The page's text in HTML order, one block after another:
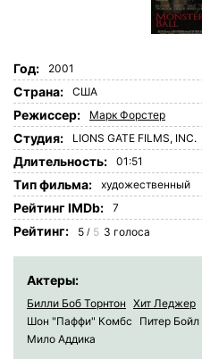
Год: 2001
Страна: США
Режиссер: Марк Форстер
Студия: LIONS GATE FILMS, INC.
Длительность: 01:51
Tип фильма: художественный
Рейтинг IMDb: 7
Рейтинг: 5 / 5 3 голоса
Актеры:
Билли Боб Торнтон Хит Леджер
Шон "Паффи" Комбс
Питер Бойл
Мило Аддика